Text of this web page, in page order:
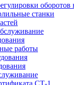
оборотов
станки
работы
СТ-1